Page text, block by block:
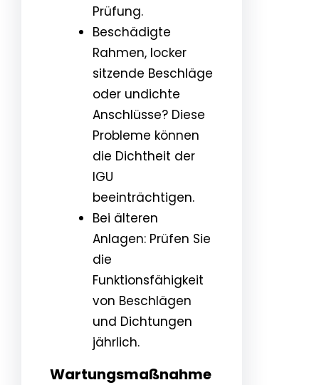
Prüfung.
Beschädigte
Rahmen, locker
sitzende Beschläge
oder undichte
Anschlüsse? Diese
Probleme können
die Dichtheit der
IGU
beeinträchtigen.
Bei älteren
Anlagen: Prüfen Sie
die
Funktionsfähigkeit
von Beschlägen
und Dichtungen
jährlich.
Wartungsmaßnahme